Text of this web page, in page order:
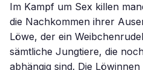
Im Kampf um Sex killen
die Nachkommen ihrer
Löwe, der ein
sämtliche Jungtiere, die
abhängig sind. Die